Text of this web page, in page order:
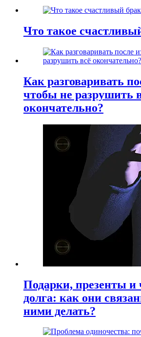
Что такое
Как разговаривать
чтобы не разрушить
окончательно?
Подарки, презенты и
долга: как они
ними делать?